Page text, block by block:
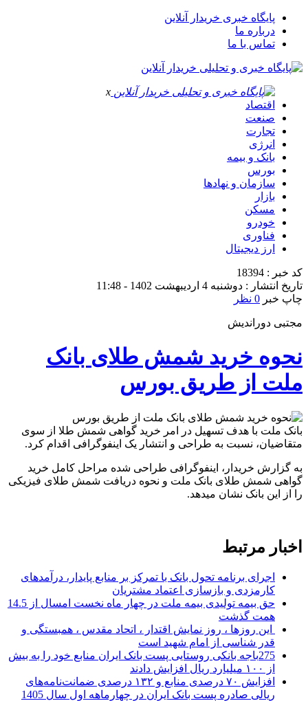
پایگاه خبری خریدار آنلاین
درباره ما
تماس با ما
x
اقتصاد
صنعت
تجارت
انرژی
بانک و بیمه
بورس
سازمان و نهادها
بازار
مسکن
خودرو
فناوری
ارز دیجیتال
کد خبر : 18394
تاریخ انتشار : دوشنبه 4 اردیبهشت 1402 - 11:48
چاپ خبر 0 نظر
مجتبی دوراندیش
نحوه خرید شمش طلای بانک
ملت از طریق بورس
بانک ملت با هدف تسهیل در امر خرید گواهی شمش طلا از سوی
متقاضیان، نسبت به طراحی و انتشار یک اینفوگرافی اقدام کرد.
به گزارش خریدار، اینفوگرافی طراحی شده مراحل کامل خرید
گواهی شمش طلای بانک ملت و نحوه دریافت شمش طلای فیزیکی
را از این بانک نشان میدهد.
اخبار مرتبط
اجرای برنامه تحول بانک با تمرکز بر منابع پایدار، درآمدهای
کارمزدی و بازسازی اعتماد مشتریان
حق بیمه تولیدی بیمه ملت در چهار ماه نخست امسال از 14.5
همت گذشت
این روزها ، روز نمایش اقتدار ، اتحاد مقدس ، همبستگی و
قدر شناسی از امام شهید است
275باجه بانکی روستایی پست بانک ایران منابع خود را به بیش
از ۱۰۰ میلیارد ریال افزایش دادند
افزایش ۷۰ درصدی منابع و ۱۳۲ درصدی ضمانت‌نامه‌های
ریالی صادره پست بانک ایران در چهارماهه اول سال 1405